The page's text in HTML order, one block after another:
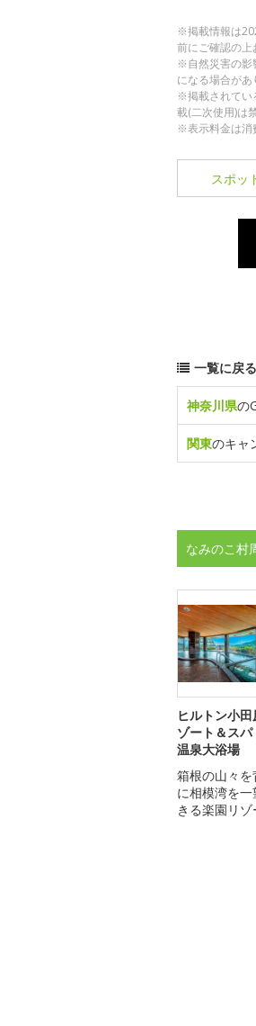
※掲載情報は
前にご確認の上
※自然災害の影
になる場合があ
※掲載されてい
載(二次使用)は
※表示料金は消
スポッ
一覧に戻る
神奈川県の
関東のキャ
なみのこ村
ヒルトン小田
ゾート＆スパ
温泉大浴場
箱根の山々を
に相模湾を一
きる楽園リゾ